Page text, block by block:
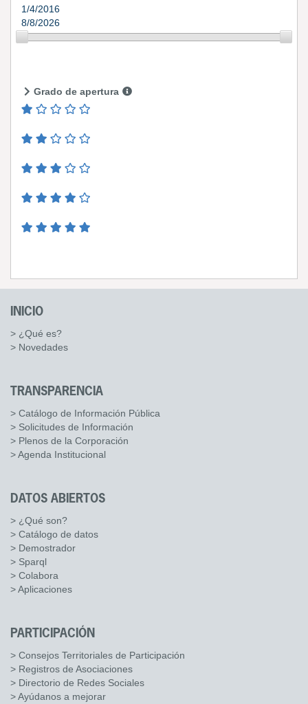
1/4/2016
8/8/2026
Grado de apertura
INICIO
> ¿Qué es?
> Novedades
TRANSPARENCIA
> Catálogo de Información Pública
> Solicitudes de Información
> Plenos de la Corporación
> Agenda Institucional
DATOS ABIERTOS
> ¿Qué son?
> Catálogo de datos
> Demostrador
> Sparql
> Colabora
> Aplicaciones
PARTICIPACIÓN
> Consejos Territoriales de Participación
> Registros de Asociaciones
> Directorio de Redes Sociales
> Ayúdanos a mejorar